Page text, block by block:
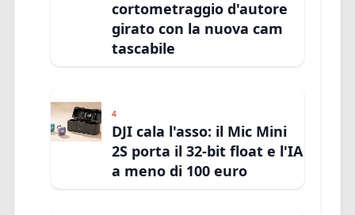
cortometraggio d'autore
girato con la nuova cam
tascabile
4
DJI cala l'asso: il Mic Mini
2S porta il 32-bit float e l'IA
a meno di 100 euro